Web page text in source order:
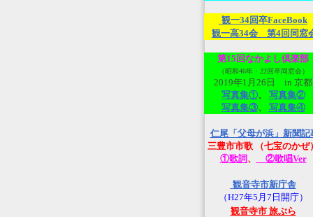
観一34回卒FaceBook
観一高34会 第4回同窓
第15回なかよし倶楽部
（昭和46年・22回卒同窓会）
2019年1月26日 in 京都
写真集①、 写真集②
写真集③、 写真集④
仁尾「父母が浜」新聞記
三豊市市歌 （七宝のかぜ）
①歌詞、 ②歌唱Ver
観音寺市新庁舎
（H27年5月7日開庁）
観音寺市 旅ぶら